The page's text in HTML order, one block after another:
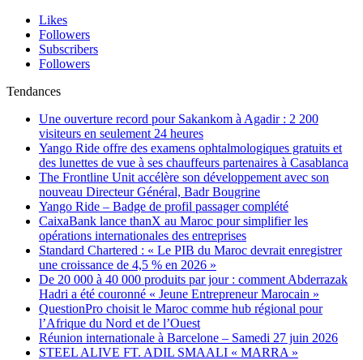
Likes
Followers
Subscribers
Followers
Tendances
Une ouverture record pour Sakankom à Agadir : 2 200
visiteurs en seulement 24 heures
Yango Ride offre des examens ophtalmologiques gratuits et
des lunettes de vue à ses chauffeurs partenaires à Casablanca
The Frontline Unit accélère son développement avec son
nouveau Directeur Général, Badr Bougrine
Yango Ride – Badge de profil passager complété
CaixaBank lance thanX au Maroc pour simplifier les
opérations internationales des entreprises
Standard Chartered : « Le PIB du Maroc devrait enregistrer
une croissance de 4,5 % en 2026 »
De 20 000 à 40 000 produits par jour : comment Abderrazak
Hadri a été couronné « Jeune Entrepreneur Marocain »
QuestionPro choisit le Maroc comme hub régional pour
l’Afrique du Nord et de l’Ouest
Réunion internationale à Barcelone – Samedi 27 juin 2026
STEEL ALIVE FT. ADIL SMAALI « MARRA »